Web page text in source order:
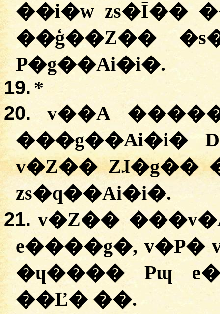
��i�w zs�Ī��
��ģ��Z��
P�g��Ai�i�.
19. *
20.
v��A
���g��Ai�i�
v�Z�� Zɺ�g��
zs�q��Ai�i�.
21. v�Z��
e����g�, v�P�
�ɥ���� Pɰ
��Ľ� ��.